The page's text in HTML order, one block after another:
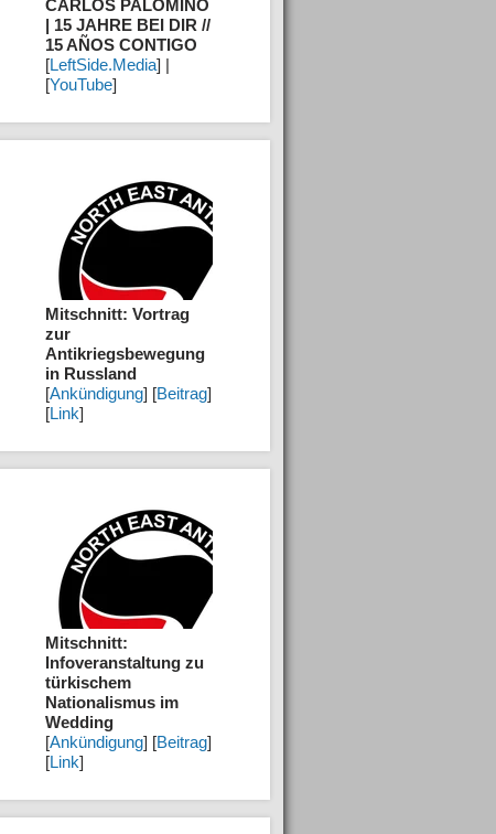
CARLOS PALOMINO
| 15 JAHRE BEI DIR //
15 AÑOS CONTIGO
[LeftSide.Media] |
[YouTube]
Mitschnitt: Vortrag
zur
Antikriegsbewegung
in Russland
[Ankündigung] [Beitrag]
[Link]
Mitschnitt:
Infoveranstaltung zu
türkischem
Nationalismus im
Wedding
[Ankündigung] [Beitrag]
[Link]